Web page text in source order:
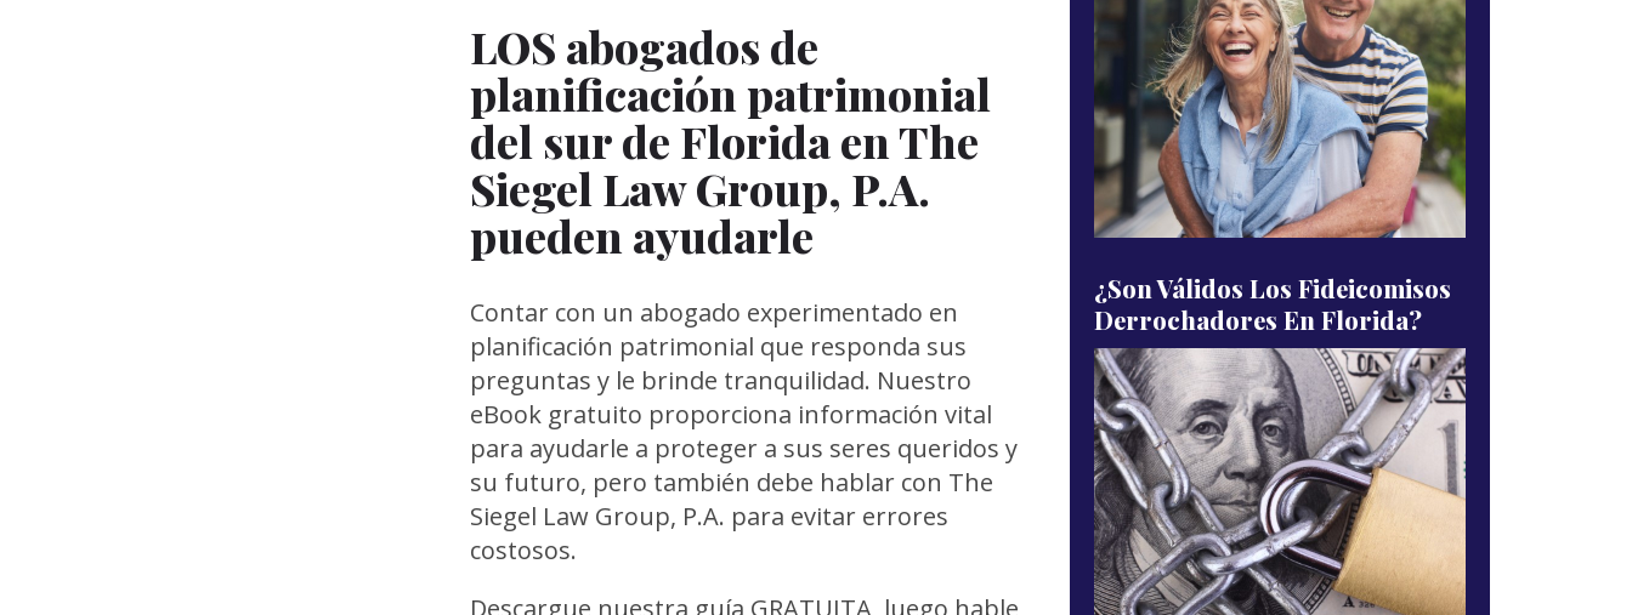
LOS abogados de
planificación patrimonial
del sur de Florida en The
Siegel Law Group, P.A.
pueden ayudarle
Contar con un abogado experimentado en
planificación patrimonial que responda sus
preguntas y le brinde tranquilidad. Nuestro
eBook gratuito proporciona información vital
para ayudarle a proteger a sus seres queridos y
su futuro, pero también debe hablar con The
Siegel Law Group, P.A. para evitar errores
costosos.
Descargue nuestra guía GRATUITA, luego hable
¿Son Válidos Los Fideicomisos
Derrochadores En Florida?